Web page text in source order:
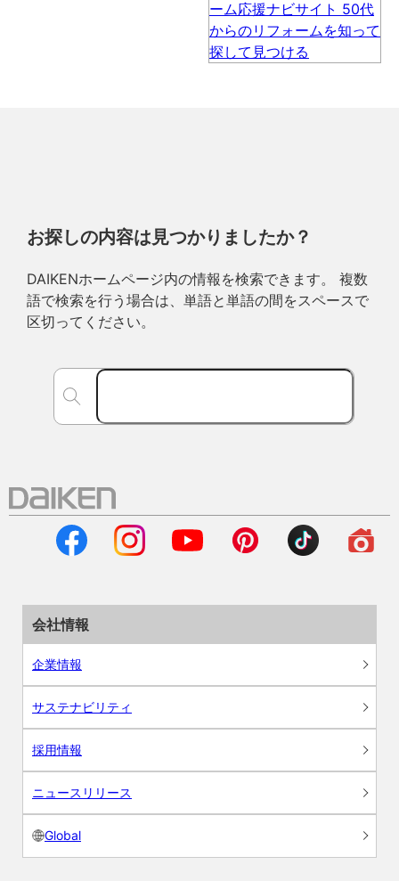
お探しの内容は見つかりましたか？
DAIKENホームページ内の情報を検索できます。 複数
語で検索を行う場合は、単語と単語の間をスペースで
区切ってください。
会社情報
企業情報
サステナビリティ
採用情報
ニュースリリース
Global